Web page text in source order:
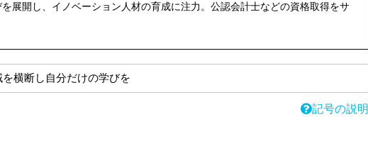
展開し、イノベーション人材の育成に注力。公認会計士などの資格取得をサ
横断し自分だけの学びを
記号の説明